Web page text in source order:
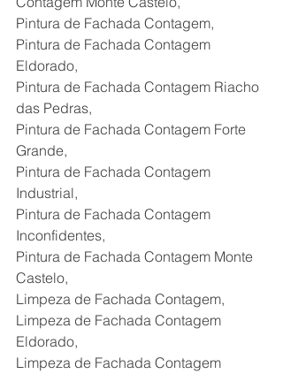
Pintura de Fachada Contagem,
Pintura de Fachada Contagem
Eldorado,
Pintura de Fachada Contagem Riacho
das Pedras,
Pintura de Fachada Contagem Forte
Grande,
Pintura de Fachada Contagem
Industrial,
Pintura de Fachada Contagem
Inconfidentes,
Pintura de Fachada Contagem Monte
Castelo,
Limpeza de Fachada Contagem,
Limpeza de Fachada Contagem
Eldorado,
Limpeza de Fachada Contagem